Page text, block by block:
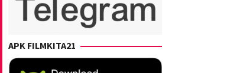
APK FILMKITA21